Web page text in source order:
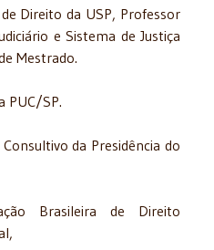
Direito da USP, Professor
e Sistema de Justiça
Mestrado.
PUC/SP.
da Presidência do
Brasileira de Direito